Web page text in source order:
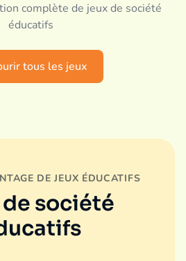
complète de jeux de société
éducatifs
tous les jeux
DE JEUX ÉDUCATIFS
société